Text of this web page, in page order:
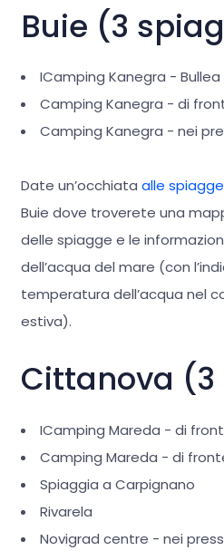
Buie (3
ICamping Kanegra - Bullea
Camping Kanegra - di
Camping Kanegra - nei
Date un’occhiata alle spiagge
Buie dove troverete una
delle spiagge e le
dell’acqua del mare (con
temperatura dell’acqua nel
estiva).
Cittanova
ICamping Mareda - di
Camping Mareda - di
Spiaggia a Carpignano
Rivarela
Novigrad centre - nei